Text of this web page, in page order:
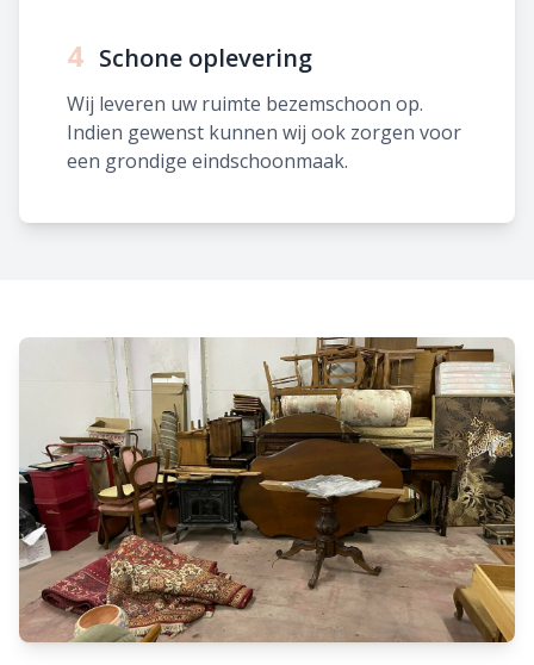
4 Schone oplevering
Wij leveren uw ruimte bezemschoon op.
Indien gewenst kunnen wij ook zorgen voor
een grondige eindschoonmaak.